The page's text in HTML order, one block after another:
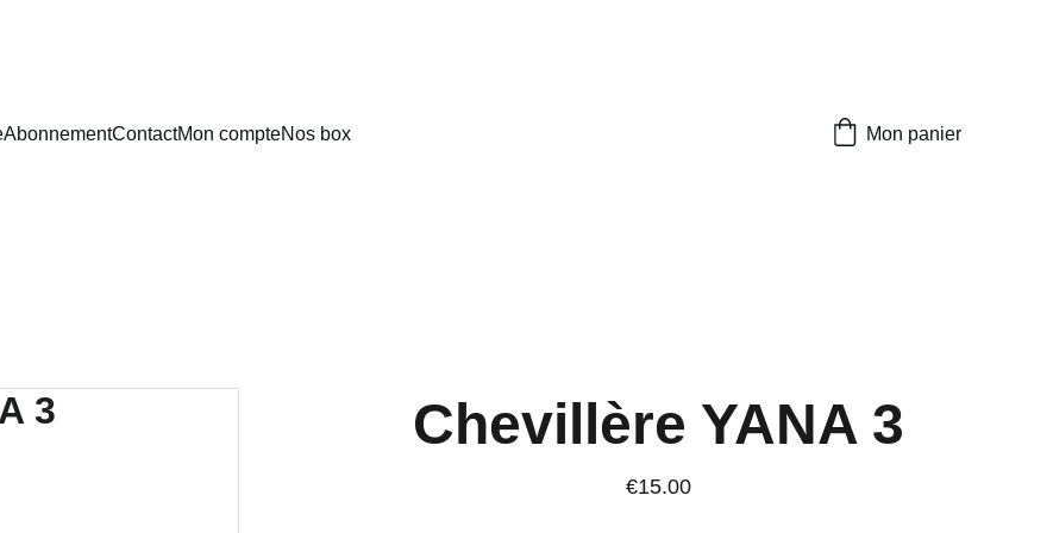
AbonnementContactMon compteNos box Mon panier
Chevillère YANA 3
€15.00